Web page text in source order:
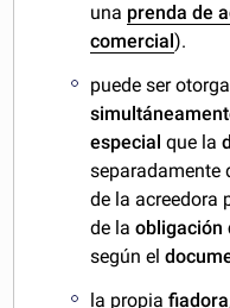
una prenda de
comercial).
puede ser
especialque la
separadamente
de la acreedora
de laobligación
según el
la propiafiadora